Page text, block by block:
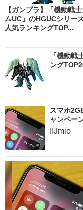
【ガンプラ】「機動戦
ムUC」のHGUCシリー
人気ランキングTOP...
「機動戦
ング
スマホ
ャンペー
IIJmio